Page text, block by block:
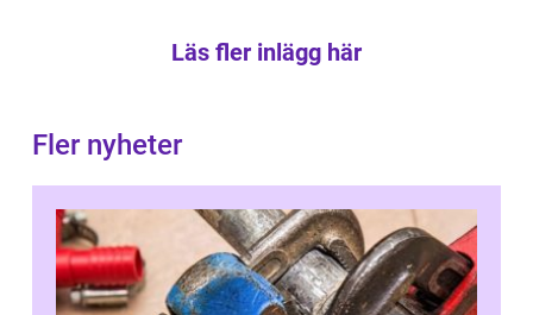
Läs fler inlägg här
Fler nyheter